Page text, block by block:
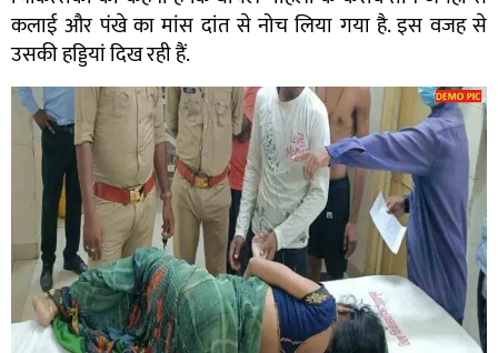
कलाई और पंखे का मांस दांत से नोच लिया गया है. इस वजह से
उसकी हड्डियां दिख रही हैं.